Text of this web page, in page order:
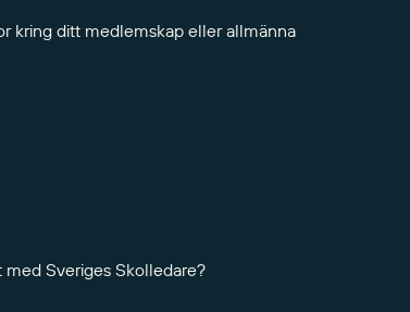
kring ditt medlemskap eller allmänna
Sveriges Skolledare?